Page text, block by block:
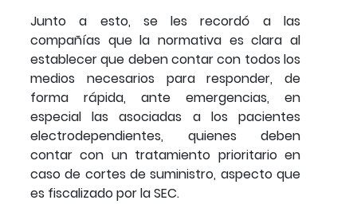
Junto a esto, se les recordó a las
compañías que la normativa es clara al
establecer que deben contar con todos los
medios necesarios para responder, de
forma rápida, ante emergencias, en
especial las asociadas a los pacientes
electrodependientes, quienes deben
contar con un tratamiento prioritario en
caso de cortes de suministro, aspecto que
es fiscalizado por la SEC.